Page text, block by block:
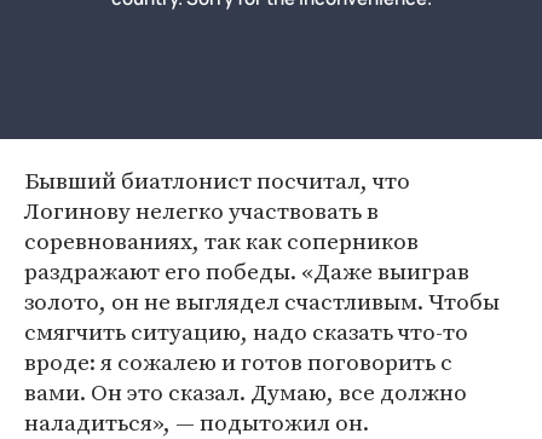
Бывший биатлонист посчитал, что
Логинову нелегко участвовать в
соревнованиях, так как соперников
раздражают его победы. «Даже выиграв
золото, он не выглядел счастливым. Чтобы
смягчить ситуацию, надо сказать что-то
вроде: я сожалею и готов поговорить с
вами. Он это сказал. Думаю, все должно
наладиться», — подытожил он.